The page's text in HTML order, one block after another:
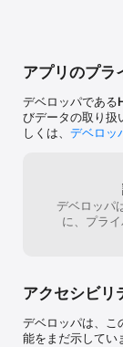
◎注意事項
●このアプリは、
ます。
●機種により、ご
●本アプリをイン
いません。各サ
アプリのプラ
デベロッパである
びデータの取り扱
しくは、 デベロッ
デベロッパ
に、プラ
アクセシビリ
デベロッパは、こ
能をまだ示してい